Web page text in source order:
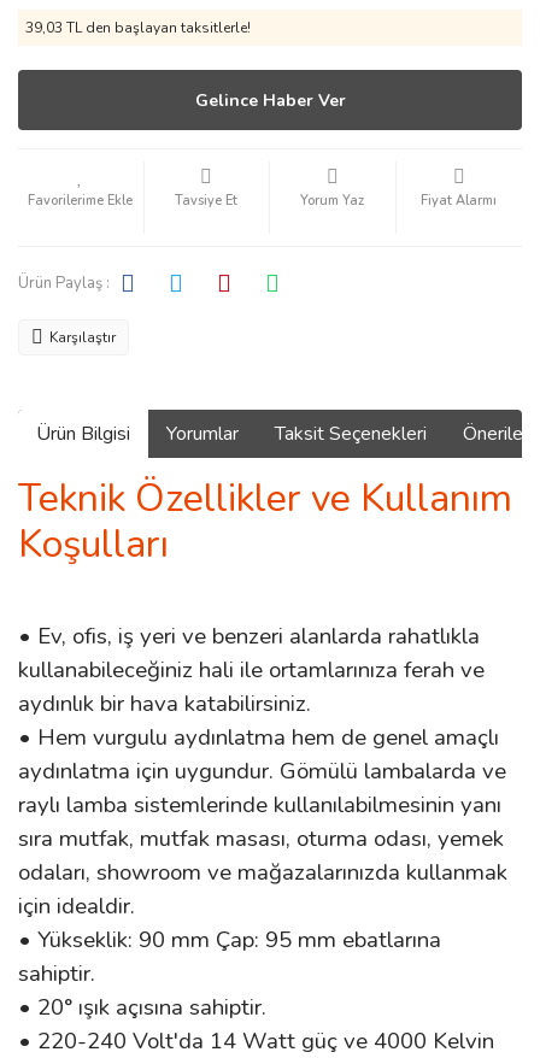
39,03 TL den başlayan taksitlerle!
Gelince Haber Ver
Tavsiye Et Yorum Yaz Fiyat Alarmı
Ürün Paylaş :
Karşılaştır
Ürün Bilgisi Yorumlar Taksit Seçenekleri
Teknik Özellikler ve Kullanım
Koşulları
• Ev, ofis, iş yeri ve benzeri alanlarda rahatlıkla
kullanabileceğiniz hali ile ortamlarınıza ferah ve
aydınlık bir hava katabilirsiniz.
• Hem vurgulu aydınlatma hem de genel amaçlı
aydınlatma için uygundur. Gömülü lambalarda ve
raylı lamba sistemlerinde kullanılabilmesinin yanı
sıra mutfak, mutfak masası, oturma odası, yemek
odaları, showroom ve mağazalarınızda kullanmak
için idealdir.
• Yükseklik: 90 mm Çap: 95 mm ebatlarına
sahiptir.
• 20° ışık açısına sahiptir.
• 220-240 Volt'da 14 Watt güç ve 4000 Kelvin